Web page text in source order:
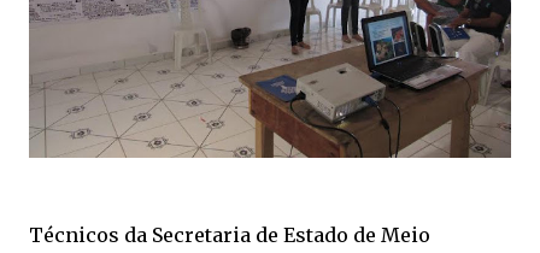
Técnicos da Secretaria de Estado de Meio